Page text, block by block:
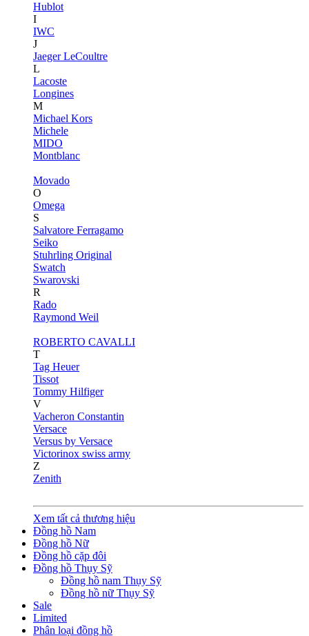
Hublot
I
IWC
J
Jaeger LeCoultre
L
Lacoste
Longines
M
Michael Kors
Michele
MIDO
Montblanc
Movado
O
Omega
S
Salvatore Ferragamo
Seiko
Stuhrling Original
Swatch
Swarovski
R
Rado
Raymond Weil
ROBERTO CAVALLI
T
Tag Heuer
Tissot
Tommy Hilfiger
V
Vacheron Constantin
Versace
Versus by Versace
Victorinox swiss army
Z
Zenith
Xem tất cả thương hiệu
Đồng hồ Nam
Đồng hồ Nữ
Đồng hồ cặp đôi
Đồng hồ Thụy Sỹ
Đồng hồ nam Thụy Sỹ
Đồng hồ nữ Thụy Sỹ
Sale
Limited
Phân loại đồng hồ